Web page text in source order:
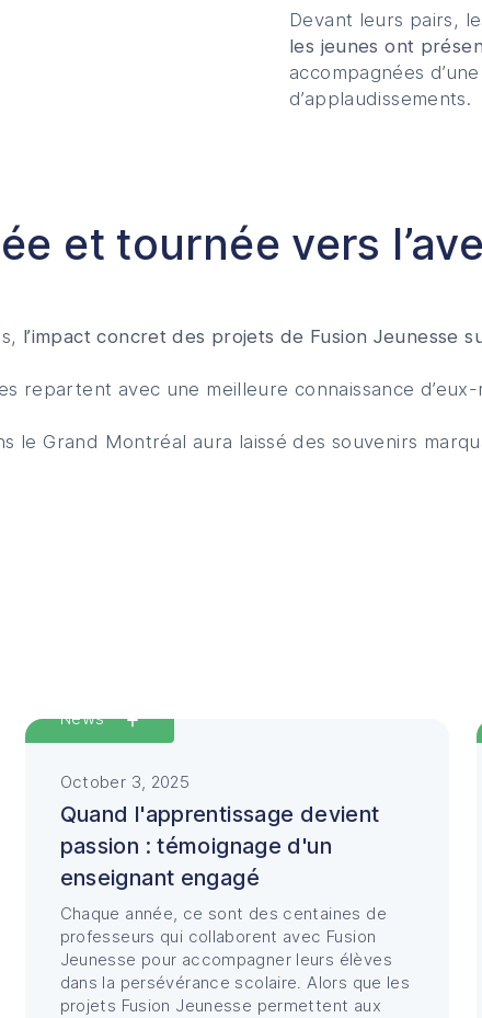
Devant leurs pairs,
les jeunes ont
accompagnées
d’applaudissements.
et tournée vers
l’impact concret des projets de Fusion Jeunesse
repartent avec une meilleure connaissance
le Grand Montréal aura laissé des souvenirs
News
October 3, 2025
Quand l'apprentissage devient
passion : témoignage d'un
enseignant engagé
Chaque année, ce sont des centaines de
professeurs qui collaborent avec Fusion
Jeunesse pour accompagner leurs élèves
dans la persévérance scolaire. Alors que les
projets Fusion Jeunesse permettent aux